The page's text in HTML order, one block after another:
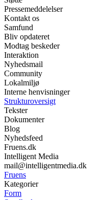
Pressemeddelelser
Kontakt os
Samfund
Bliv opdateret
Modtag beskeder
Interaktion
Nyhedsmail
Community
Lokalmiljø
Interne henvisninger
Strukturoversigt
Tekster
Dokumenter
Blog
Nyhedsfeed
Fruens.dk
Intelligent Media
mail@intelligentmedia.dk
Fruens
Kategorier
Form